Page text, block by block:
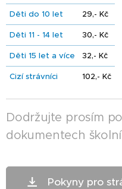
Děti do 10 let 29,- Kč
Děti 11 - 14 let 30,- Kč
Děti 15 let a více 32,- Kč
Cizí strávníci 102,- Kč
Dodržujte prosím
dokumentech
Pokyny pro